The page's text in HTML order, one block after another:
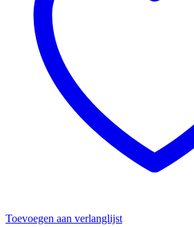
Toevoegen aan verlanglijst